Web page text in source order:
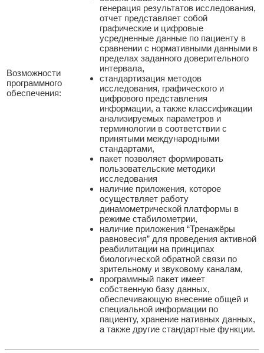
Возможности
программного
обеспечения:
генерация результатов исследования,
отчет представляет собой
графические и цифровые
усредненные данные по пациенту в
сравнении с нормативными данными в
пределах заданного доверительного
интервала,
стандартизация методов
исследования, графического и
цифрового представления
информации, а также классификации
анализируемых параметров и
терминологии в соответствии с
принятыми международными
стандартами,
пакет позволяет формировать
пользовательские методики
исследования
наличие приложения, которое
осуществляет работу
динамометрической платформы в
режиме стабилометрии,
наличие приложения “Тренажёры
равновесия” для проведения активной
реабилитации на принципах
биологической обратной связи по
зрительному и звуковому каналам,
программный пакет имеет
собственную базу данных,
обеспечивающую внесение общей и
специальной информации по
пациенту, хранение нативных данных,
а также другие стандартные функции.